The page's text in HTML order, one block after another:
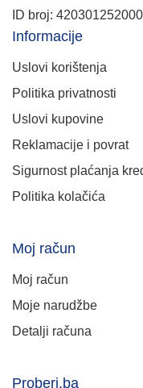
ID broj:
Informacije
Uslovi korištenja
Politika privatnosti
Uslovi kupovine
Reklamacije i povrat
Sigurnost plaćanja
Politika kolačića
Moj račun
Moj račun
Moje narudžbe
Detalji računa
Proberi.ba